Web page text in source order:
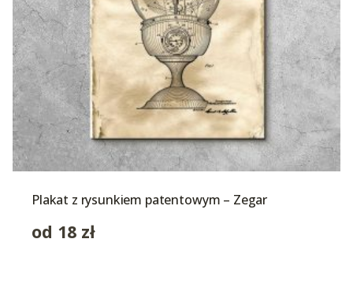
Plakat z rysunkiem patentowym – Zegar
od 18 zł